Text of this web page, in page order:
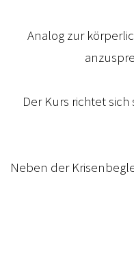
Analog zur
Der Kurs richtet
Neben der